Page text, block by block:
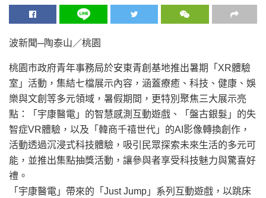
波新聞─陶泰山／桃園
桃園市政府青年事務局於安東青創基地推出暑期「XR體驗
室」活動，集結七檔展示內容，涵蓋療癒、科技、健康、娛
樂與文創等多元領域，暑假期間，更特別聚焦三大展示亮
點：「宇康醫電」的智慧感測互動遊戲、「盤古銀髮」的失
智症VR體驗，以及「韓商千禧世代」的AI影像轉換創作，
活動透過沉浸式科技體驗，吸引民眾探索未來生活的多元可
能，並推出集點抽獎活動，讓參與者享受科技魅力與驚喜好
禮。
「宇康醫電」帶來的「Just Jump」系列互動遊戲，以跳床